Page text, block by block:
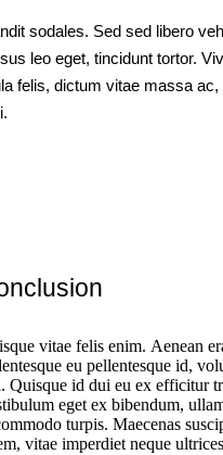
sodales. Sed sed libero
leo eget, tincidunt tortor.
felis, dictum vitae massa ac,
vitae felis enim. Aenean
eu pellentesque id,
Quisque id dui eu ex efficitur
eget ex bibendum,
turpis. Maecenas
vitae imperdiet neque